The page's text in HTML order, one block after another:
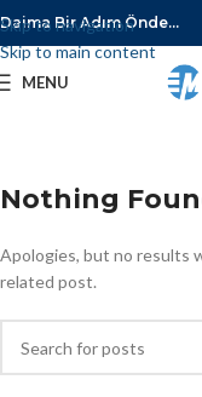
Skip to navigation
Skip to main content
Daima Bir Adım Önde...
MENU
Nothing
Apologies, but no results
related post.